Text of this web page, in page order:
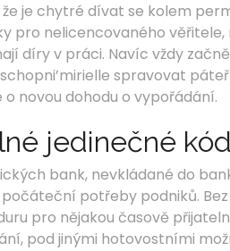
je chytré dívat se kolem
pro nelicencovaného
díry v práci. Navíc vždy
schopni’mirielle spravovat
novou dohodu o vypořádání.
jedinečné
bank, nevkládané do
potřeby podniků.
pro nějakou časově
pod jinými hotovostními